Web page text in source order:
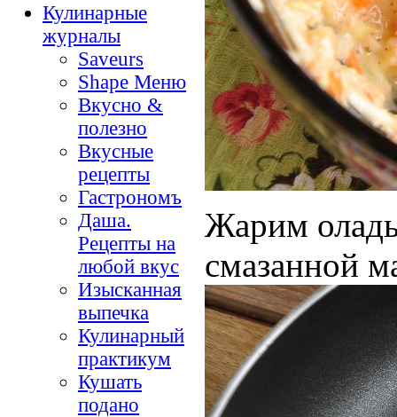
Кулинарные
журналы
Saveurs
Shape Меню
Вкусно &
полезно
Вкусные
рецепты
Гастрономъ
Даша.
Рецепты на
любой вкус
Изысканная
выпечка
Кулинарный
практикум
Кушать
подано
Жарим
смазанной